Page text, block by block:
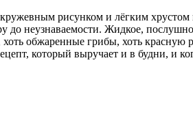
рисунком и лёгким
неузнаваемости. Жидкое,
хоть обжаренные грибы, хоть
который выручает и в будни, и